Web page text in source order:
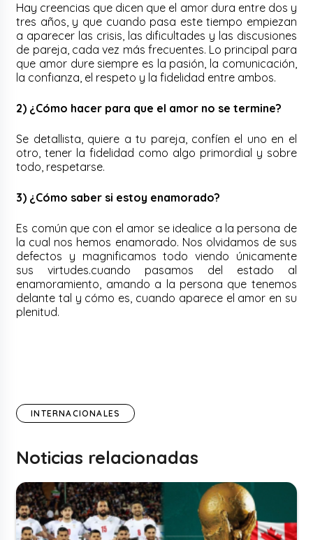
Hay creencias que dicen que el amor dura entre dos y
tres años, y que cuando pasa este tiempo empiezan
a aparecer las crisis, las dificultades y las discusiones
de pareja, cada vez más frecuentes. Lo principal para
que amor dure siempre es la pasión, la comunicación,
la confianza, el respeto y la fidelidad entre ambos.
2) ¿Cómo hacer para que el amor no se termine?
Se detallista, quiere a tu pareja, confíen el uno en el
otro, tener la fidelidad como algo primordial y sobre
todo, respetarse.
3) ¿Cómo saber si estoy enamorado?
Es común que con el amor se idealice a la persona de
la cual nos hemos enamorado. Nos olvidamos de sus
defectos y magnificamos todo viendo únicamente
sus virtudes.cuando pasamos del estado al
enamoramiento, amando a la persona que tenemos
delante tal y cómo es, cuando aparece el amor en su
plenitud.
INTERNACIONALES
Noticias relacionadas